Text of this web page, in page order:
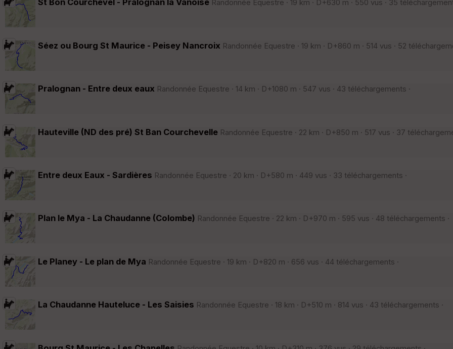
St Bon Courchevel - Pralognan la Vanoise Randonnée Equestre · 19 km · D+630 m · 550 vus · 35
Séez ou Bourg St Maurice - Peisey Nancroix Randonnée Equestre · 19 km · D+860 m · 514 vus · 52
Pralognan - Entre deux eaux Randonnée Equestre · 14 km · D+1080 m · 547 vus · 43 téléchargements ·
Hauteville (ND des pré) St Ban Courchevelle Randonnée Equestre · 22 km · D+850 m · 517 vus · 37
Entre deux Eaux - Sardières Randonnée Equestre · 20 km · D+580 m · 449 vus · 33 téléchargements ·
Plan le Mya - La Chaudanne (Colombe) Randonnée Equestre · 22 km · D+970 m · 595 vus · 48 téléchargements ·
Le Planey - Le plan de Mya Randonnée Equestre · 19 km · D+820 m · 656 vus · 44 téléchargements ·
La Chaudanne Hauteluce - Les Saisies Randonnée Equestre · 18 km · D+510 m · 814 vus · 43 téléchargements ·